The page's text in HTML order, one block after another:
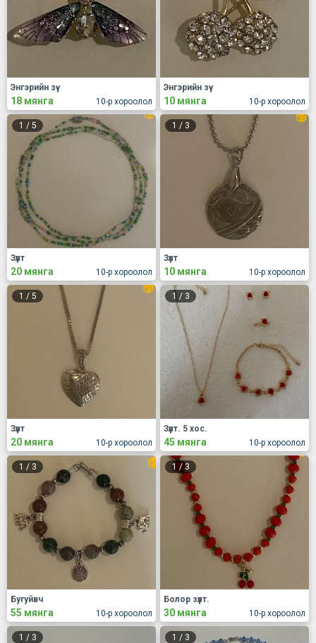
10-р хороолол
Энгэрийн зүү
18 мянга 10-р хороолол
Энгэрийн зүү
10 мянга
1 / 5
10-р хороолол
Зүүлт
20 мянга
1 / 3
10-р хороолол
Зүүлт
10 мянга
1 / 5
10-р хороолол
Зүүлт
20 мянга
1 / 3
10-р хороолол
Зүүлт. 5 хос.
45 мянга
1 / 3
10-р хороолол
Бугуйвч
55 мянга
1 /3
10-р хороолол
Болор зүүлт.
30 мянга
1 / 3 1 / 3